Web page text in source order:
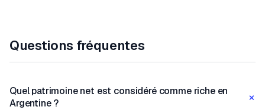
Questions fréquentes
Quel patrimoine net est considéré comme riche en
Argentine ?
+